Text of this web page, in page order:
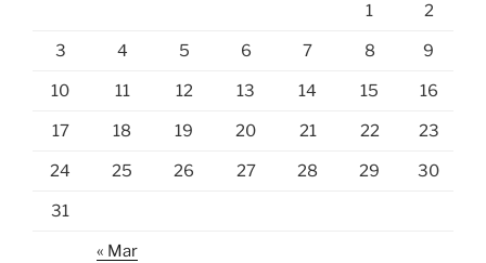
1 2
3 4 5 6 7 8 9
10 11 12 13 14 15 16
17 18 19 20 21 22 23
24 25 26 27 28 29 30
31
« Mar